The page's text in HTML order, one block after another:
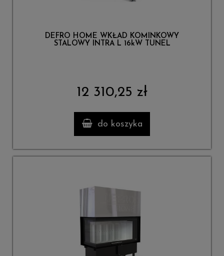
DEFRO HOME WKŁAD KOMINKOWY
STALOWY INTRA L 16kW TUNEL
12 310,25 zł
do koszyka